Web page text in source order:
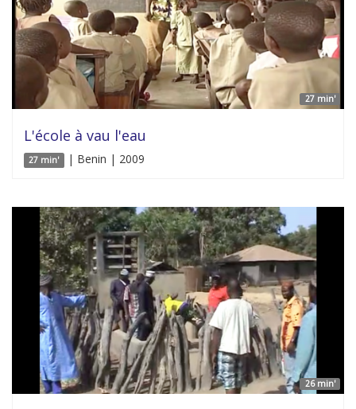
27 min'
L'école à vau l'eau
27 min' | Benin | 2009
26 min'